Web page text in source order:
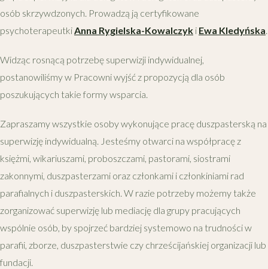
osób skrzywdzonych. Prowadzą ją certyfikowane
psychoterapeutkiAnna Rygielska-Kowalczyk i Ewa Kledyńska.
Widząc rosnącą potrzebę superwizji indywidualnej,
postanowiliśmy w Pracowni wyjść z propozycją dla osób
poszukujących takie formy wsparcia.
Zapraszamy wszystkie osoby wykonujące pracę duszpasterską na
superwizję indywidualną. Jesteśmy otwarci na współpracę z
księżmi, wikariuszami, proboszczami, pastorami, siostrami
zakonnymi, duszpasterzami oraz członkami i członkiniami rad
parafialnych i duszpasterskich. W razie potrzeby możemy także
zorganizować superwizję lub mediację dla grupy pracujących
wspólnie osób, by spojrzeć bardziej systemowo na trudności w
parafii, zborze, duszpasterstwie czy chrześcijańskiej organizacji lub
fundacji.